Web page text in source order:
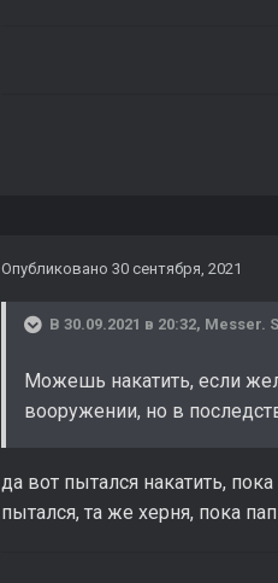
Опубликовано 30 сентября, 2021
В 30.09.2021 в 20:32, Messer.
Можешь накатить, если
вооружении, но в
да вот пытался накатить,
пытался, та же херня, пока